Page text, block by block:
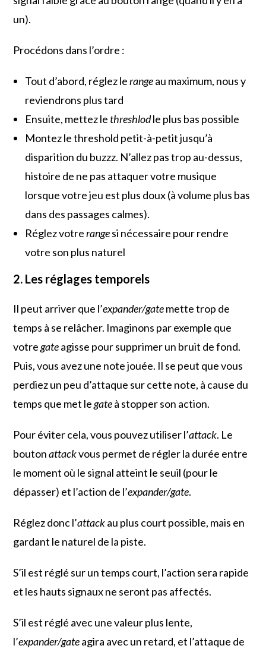
un).
Procédons dans l’ordre :
Tout d’abord, réglez lerangeau maximum, nous y
reviendrons plus tard
Ensuite, mettez le threshlodle plus bas possible
Montez le threshold petit-à-petit jusqu’à
disparition du buzzz. N’allez pas trop au-dessus,
histoire de ne pas attaquer votre musique
lorsque votre jeu est plus doux (à volume plus bas
dans des passages calmes).
Réglez votrerangesi nécessaire pour rendre
votre son plus naturel
2. Les réglages temporels
Il peut arriver que l’expander/gatemette trop de
temps à se relâcher. Imaginons par exemple que
votregateagisse pour supprimer un bruit de fond.
Puis, vous avez une note jouée. Il se peut que vous
perdiez un peu d’attaque sur cette note, à cause du
temps que met legateà stopper son action.
Pour éviter cela, vous pouvez utiliser l’attack. Le
boutonattackvous permet de régler la durée entre
le moment où le signal atteint le seuil (pour le
dépasser) et l’action de l’expander/gate.
Réglez donc l’attackau plus court possible, mais en
gardant le naturel de la piste.
S’il est réglé sur un temps court, l’action sera rapide
et les hauts signaux ne seront pas affectés.
S’il est réglé avec une valeur plus lente,
l’expander/gateagira avec un retard, et l’attaque de